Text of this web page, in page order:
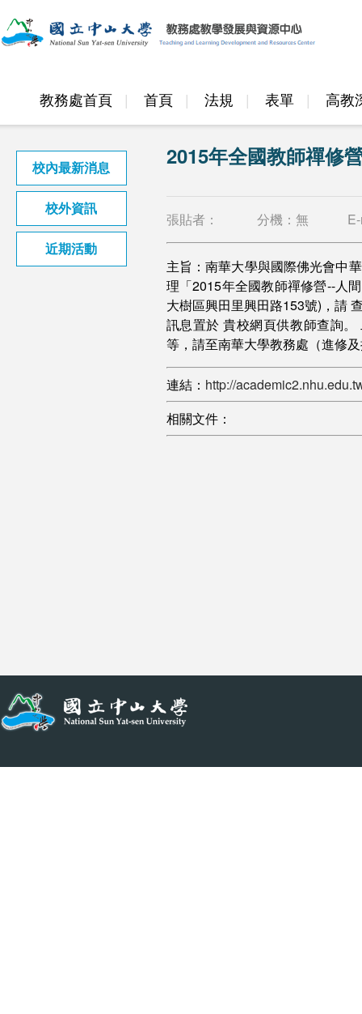
教務處首頁 首頁 法規 表單 高教
邁頂計畫
校內最新消息
校外資訊
近期活動
2015年全國教師禪修
張貼者： 分機： 無
主旨：南華大學與國際佛光會中
理「2015年全國教師禪修營--人
大樹區興田里興田路153號)，請
訊息置於 貴校網頁供教師查詢
等，請至南華大學教務處（進修
連結： http://
相關文件：